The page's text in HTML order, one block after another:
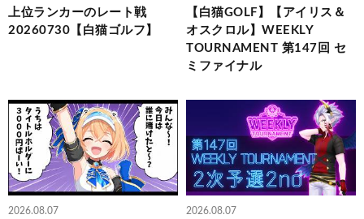
上位ランカーのレート戦
20260730【白猫ゴルフ】
【白猫GOLF】【アイリス＆
オスクロル】WEEKLY
TOURNAMENT 第147回 セ
ミファイナル
2026.08.07 2026.08.07